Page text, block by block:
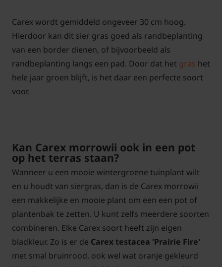
Carex wordt gemiddeld ongeveer 30 cm hoog.
Hierdoor kan dit sier gras goed als randbeplanting
van een border dienen, of bijvoorbeeld als
randbeplanting langs een pad. Door dat het gras het
hele jaar groen blijft, is het daar een perfecte soort
voor.
Kan Carex morrowii ook in een pot
op het terras staan?
Wanneer u een mooie wintergroene tuinplant wilt
en u houdt van siergras, dan is de Carex morrowii
een makkelijke en mooie plant om een een pot of
plantenbak te zetten. U kunt zelfs meerdere soorten
combineren. Elke Carex soort heeft zijn eigen
bladkleur. Zo is er de Carex testacea 'Prairie Fire'
met smal bruinrood, ook wel wat oranje gekleurd